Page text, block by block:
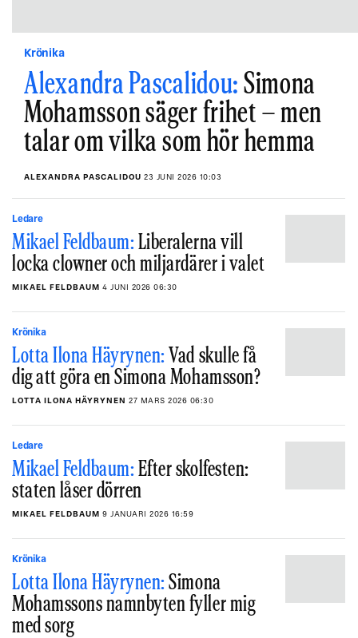
Krönika
Alexandra Pascalidou: Simona
Mohamsson säger frihet – men
talar om vilka som hör hemma
ALEXANDRA PASCALIDOU 23 JUNI 2026 10:03
Ledare
Mikael Feldbaum:Liberalerna vill
locka clowner och miljardärer i valet
MIKAEL FELDBAUM 4 JUNI 2026 06:30
Krönika
Lotta Ilona Häyrynen: Vad skulle få
dig att göra en Simona Mohamsson?
LOTTA ILONA HÄYRYNEN 27 MARS 2026 06:30
Ledare
Mikael Feldbaum:Efter skolfesten:
staten låser dörren
MIKAEL FELDBAUM 9 JANUARI 2026 16:59
Krönika
Lotta Ilona Häyrynen:Simona
Mohamssons namnbyten fyller mig
med sorg